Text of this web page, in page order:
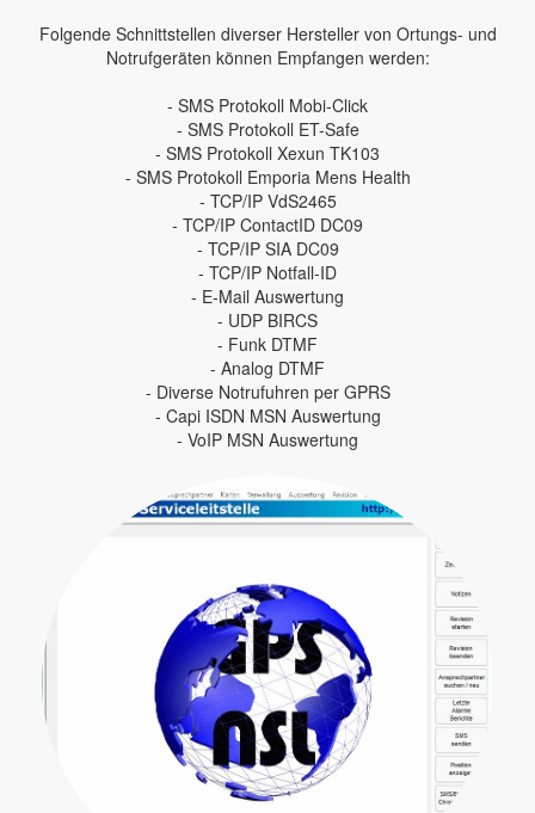
Folgende Schnittstellen diverser Hersteller von Ortungs- und
Notrufgeräten können Empfangen werden:
- SMS Protokoll Mobi-Click
- SMS Protokoll ET-Safe
- SMS Protokoll Xexun TK103
- SMS Protokoll Emporia Mens Health
- TCP/IP VdS2465
- TCP/IP ContactID DC09
- TCP/IP SIA DC09
- TCP/IP Notfall-ID
- E-Mail Auswertung
- UDP BIRCS
- Funk DTMF
- Analog DTMF
- Diverse Notrufuhren per GPRS
- Capi ISDN MSN Auswertung
- VoIP MSN Auswertung